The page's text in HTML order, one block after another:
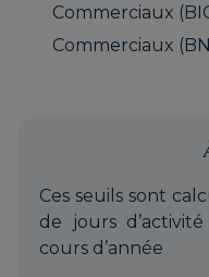
Commerciaux
Commerciaux
Ces seuils sont
de jours
cours d’année